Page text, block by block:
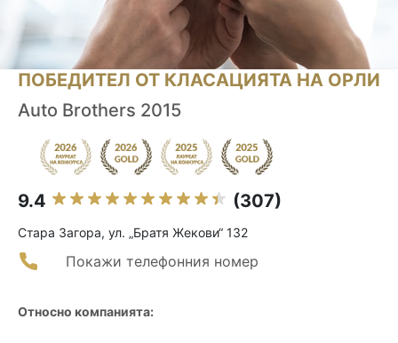
ПОБЕДИТЕЛ ОТ КЛАСАЦИЯТА НА ОРЛИ
Auto Brothers 2015
9.4 (307)
Стара Загора, ул. „Братя Жекови“ 132
Покажи телефонния номер
Относно компанията: